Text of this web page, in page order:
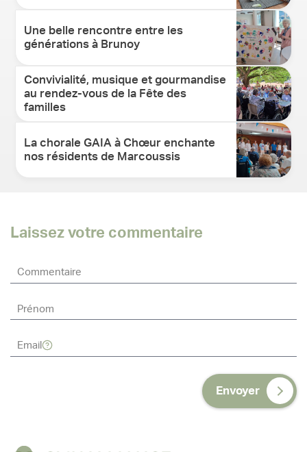
Une belle rencontre entre les
générations à Brunoy
Convivialité, musique et gourmandise
au rendez-vous de la Fête des
familles
La chorale GAIA à Chœur enchante
nos résidents de Marcoussis
Laissez votre commentaire
Envoyer